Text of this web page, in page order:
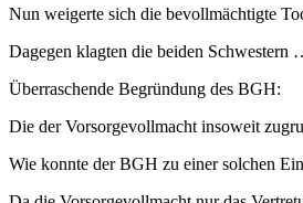
Nun weigerte sich die bevollmächtigte
Dagegen klagten die beiden Schwestern
Überraschende Begründung des BGH:
Die der Vorsorgevollmacht insoweit
Wie konnte der BGH zu einer solchen